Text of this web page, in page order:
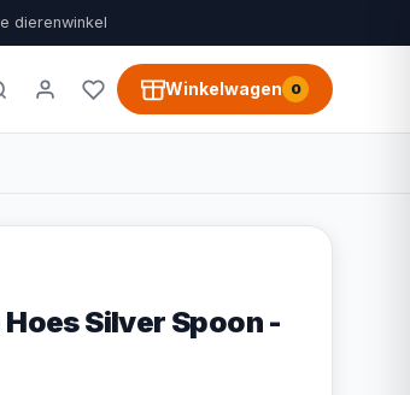
dierenwinkel
Winkelwagen 0
Silver Spoon -